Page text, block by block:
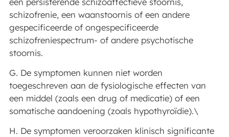
schizofrenie, een waanstoornis of een andere
gespecificeerde of ongespecificeerde
schizofreniespectrum- of andere psychotische
stoornis.
G. De symptomen kunnen niet worden
toegeschreven aan de fysiologische effecten van
een middel (zoals een drug of medicatie) of een
somatische aandoening (zoals hypothyroïdie).\
H. De symptomen veroorzaken klinisch significante